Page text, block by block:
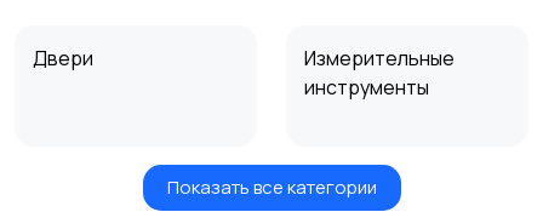
Двери
Измерительные
инструменты
Отопление и
Показать все категории